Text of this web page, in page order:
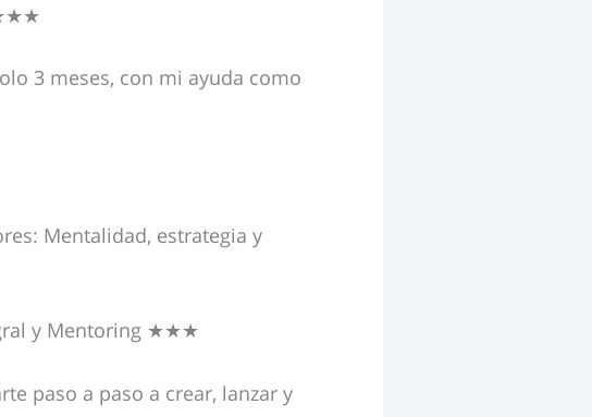
3 meses, con mi ayuda como
Mentalidad, estrategia y
y Mentoring ★★★
paso a paso a crear, lanzar y